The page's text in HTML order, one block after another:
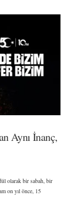
Aynı İnanç,
olarak bir sabah, bir
on yıl önce, 15